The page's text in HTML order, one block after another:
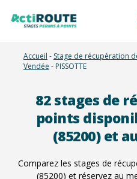
Accueil - Stage de récupération
Vendée - PISSOTTE
82stages de
points
(85200) et
Comparez les stages de
(85200) et réservez au